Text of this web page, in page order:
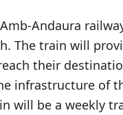
Andaura
The train will
their
infrastructure of
will be a weekly